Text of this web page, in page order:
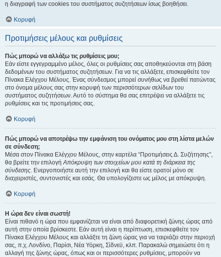
η διαγραφή των cookies του συστήματος συζητήσεων ίσως βοηθήσει.
Κορυφή
Προτιμήσεις μέλους και ρυθμίσεις
Πώς μπορώ να αλλάξω τις ρυθμίσεις μου;
Εάν είστε εγγεγραμμένο μέλος, όλες οι ρυθμίσεις σας αποθηκεύονται στη βάση
δεδομένων του συστήματος συζητήσεων. Για να τις αλλάξετε, επισκεφθείτε τον
Πίνακα Ελέγχου Μέλους. Ένας σύνδεσμος μπορεί συνήθως να βρεθεί πατώντας
στο όνομα μέλους σας στην κορυφή των περισσότερων σελίδων του
συστήματος συζητήσεων. Αυτό το σύστημα θα σας επιτρέψει να αλλάξετε τις
ρυθμίσεις και τις προτιμήσεις σας.
Κορυφή
Πώς μπορώ να αποτρέψω την εμφάνιση του ονόματος μου στη λίστα μελών
σε σύνδεση;
Μέσα στον Πίνακα Ελέγχου Μέλους, στην καρτέλα “Προτιμήσεις Δ. Συζήτησης”,
θα βρείτε την επιλογήΑπόκρυψη των στοιχείων μου κατά τη διάρκεια της
σύνδεσης. Ενεργοποιήστε αυτή την επιλογή και θα είστε ορατοί μόνο σε
διαχειριστές, συντονιστές και εσάς. Θα υπολογίζεστε ως μέλος με απόκρυψη.
Κορυφή
Η ώρα δεν είναι σωστή!
Είναι πιθανό η ώρα που εμφανίζεται να είναι από διαφορετική ζώνης ώρας από
αυτή στην οποία βρίσκεστε. Εάν αυτή είναι η περίπτωση, επισκεφθείτε τον
Πίνακα Ελέγχου Μέλους και αλλάξτε τη ζώνη ώρας για να ταιριάζει στην περιοχή
σας, π.χ. Λονδίνο, Παρίσι, Νέα Υόρκη, Σίδνεϋ, κλπ. Παρακαλώ σημειώστε ότι η
αλλαγή της ζώνης ώρας, όπως και οι περισσότερες ρυθμίσεις, μπορούν να